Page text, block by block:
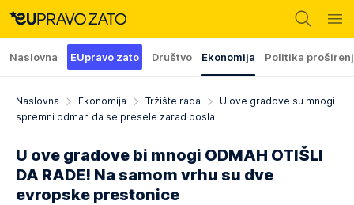
Naslovna EUpravo zato Društvo Ekonomija Politika
Naslovna Ekonomija Tržište rada
U ove gradove su mnogi
spremni odmah da se presele zarad posla
U ove gradove bi mnogi ODMAH OTIŠLI
DA RADE! Na samom vrhu su dve
evropske prestonice